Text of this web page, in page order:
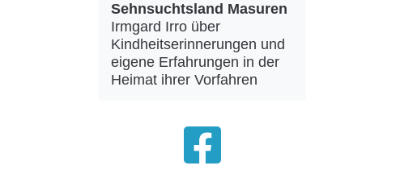
Sehnsuchtsland Masuren
Irmgard Irro über
Kindheitserinnerungen und
eigene Erfahrungen in der
Heimat ihrer Vorfahren